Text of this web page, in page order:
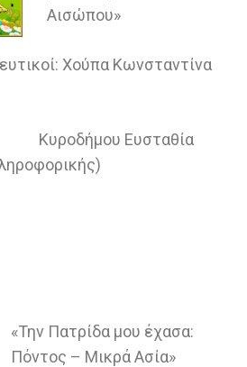
Αισώπου»
Χούπα Κωνσταντίνα
Ευσταθία
«Την Πατρίδα μου έχασα:
Πόντος – Μικρά Ασία»